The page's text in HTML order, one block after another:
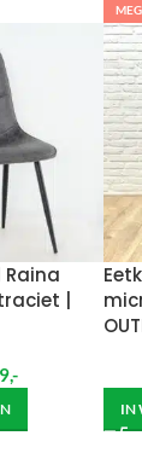
|
,-
IN